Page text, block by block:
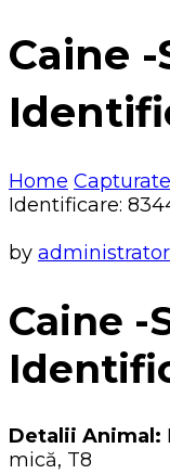
Caine -
Home Capturate
Identificare:
by administrator
Caine -
Detalii Animal:
mică, T8